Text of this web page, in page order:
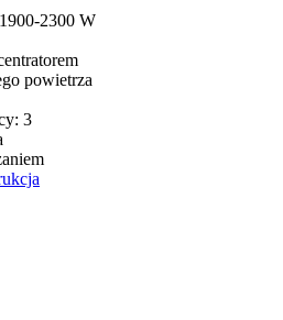
2300 W
powietrza
3